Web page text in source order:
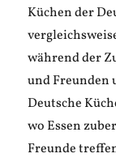
Küchen der
während der
und Freunden
Deutsche
wo Essen
Freunde